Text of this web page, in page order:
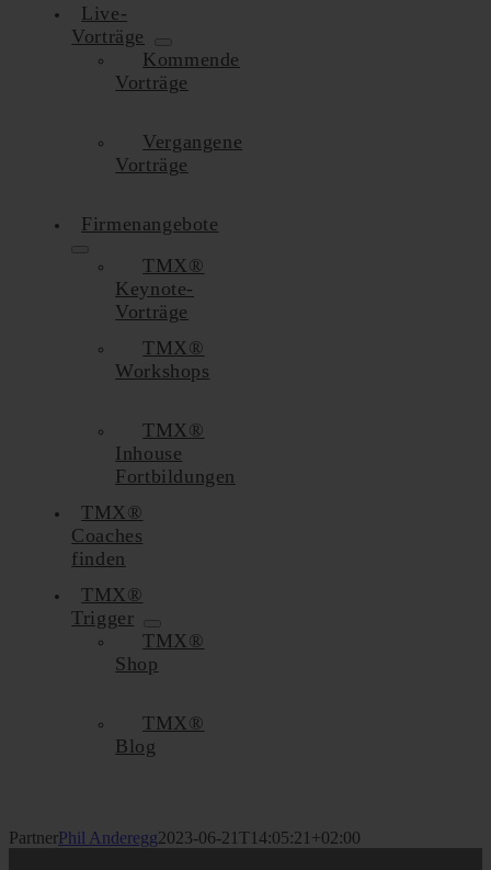
Live-
Vorträge
Kommende
Vorträge
Vergangene
Vorträge
Firmenangebote
TMX®
Keynote-
Vorträge
TMX®
Workshops
TMX®
Inhouse
Fortbildungen
TMX®
Coaches
finden
TMX®
Trigger
TMX®
Shop
TMX®
Blog
PartnerPhil Anderegg2023-06-21T14:05:21+02:00